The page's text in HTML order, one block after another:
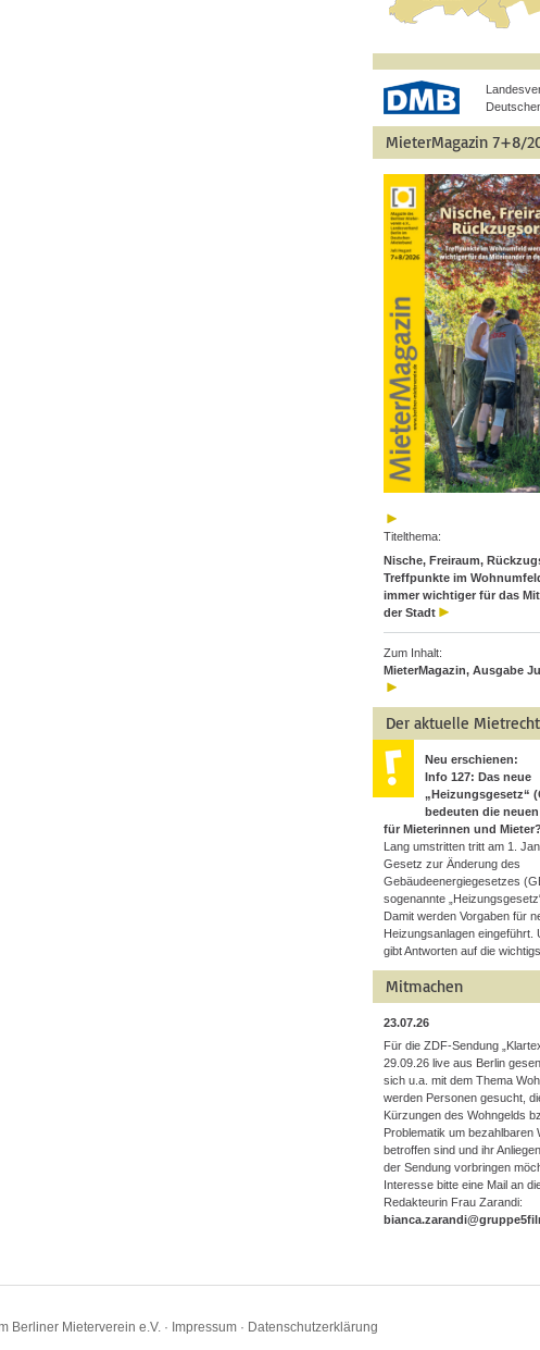
MieterMagazin 7+8/
Titelthema:
Nische, Freiraum,
Treffpunkte im
immer wichtiger für das
der Stadt
Zum Inhalt:
MieterMagazin, Ausgabe
Der aktuelle
Neu erschienen:
Info 127: Das neue
„Heizungsgesetz“
bedeuten die
für Mieterinnen und Mieter?
Lang umstritten tritt am 1.
Gesetz zur Änderung des
Gebäudeenergiegesetzes
sogenannte
Damit werden Vorgaben für
Heizungsanlagen eingeführt.
gibt Antworten auf die
Mitmachen
23.07.26
Für die ZDF-Sendung
29.09.26 live aus Berlin
sich u.a. mit dem Thema
werden Personen gesucht,
Kürzungen des Wohngelds
Problematik um bezahlbaren
betroffen sind und ihr
der Sendung vorbringen
Interesse bitte eine Mail an
Redakteurin Frau Zarandi:
Berliner Mieterverein e.V. · Impressum · Datenschutzerklärung